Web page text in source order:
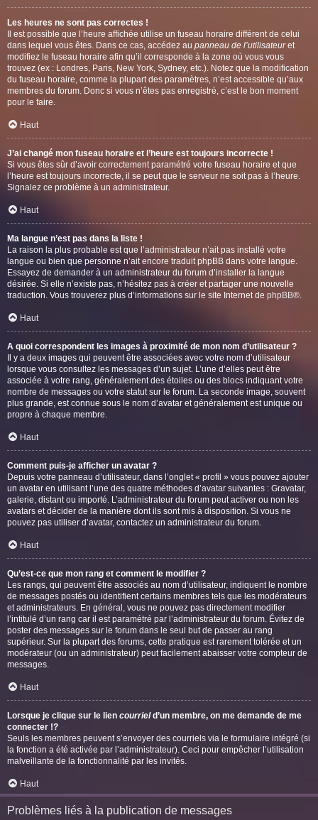
Les heures ne sont pas correctes !
Il est possible que l’heure affichée utilise un fuseau horaire différent de celui
dans lequel vous êtes. Dans ce cas, accédez au panneau de l’utilisateuret
modifiez le fuseau horaire afin qu’il corresponde à la zone où vous vous
trouvez (ex : Londres, Paris, New York, Sydney, etc.). Notez que la modification
du fuseau horaire, comme la plupart des paramètres, n’est accessible qu’aux
membres du forum. Donc si vous n’êtes pas enregistré, c’est le bon moment
pour le faire.
Haut
J’ai changé mon fuseau horaire et l’heure est toujours incorrecte !
Si vous êtes sûr d’avoir correctement paramétré votre fuseau horaire et que
l’heure est toujours incorrecte, il se peut que le serveur ne soit pas à l’heure.
Signalez ce problème à un administrateur.
Haut
Ma langue n’est pas dans la liste !
La raison la plus probable est que l’administrateur n’ait pas installé votre
langue ou bien que personne n’ait encore traduit phpBB dans votre langue.
Essayez de demander à un administrateur du forum d’installer la langue
désirée. Si elle n’existe pas, n’hésitez pas à créer et partager une nouvelle
traduction. Vous trouverez plus d’informations sur le site Internet de phpBB®.
Haut
A quoi correspondent les images à proximité de mon nom d’utilisateur ?
Il y a deux images qui peuvent être associées avec votre nom d’utilisateur
lorsque vous consultez les messages d’un sujet. L’une d’elles peut être
associée à votre rang, généralement des étoiles ou des blocs indiquant votre
nombre de messages ou votre statut sur le forum. La seconde image, souvent
plus grande, est connue sous le nom d’avatar et généralement est unique ou
propre à chaque membre.
Haut
Comment puis-je afficher un avatar ?
Depuis votre panneau d’utilisateur, dans l’onglet « profil » vous pouvez ajouter
un avatar en utilisant l’une des quatre méthodes d’avatar suivantes : Gravatar,
galerie, distant ou importé. L’administrateur du forum peut activer ou non les
avatars et décider de la manière dont ils sont mis à disposition. Si vous ne
pouvez pas utiliser d’avatar, contactez un administrateur du forum.
Haut
Qu’est-ce que mon rang et comment le modifier ?
Les rangs, qui peuvent être associés au nom d’utilisateur, indiquent le nombre
de messages postés ou identifient certains membres tels que les modérateurs
et administrateurs. En général, vous ne pouvez pas directement modifier
l’intitulé d’un rang car il est paramétré par l’administrateur du forum. Évitez de
poster des messages sur le forum dans le seul but de passer au rang
supérieur. Sur la plupart des forums, cette pratique est rarement tolérée et un
modérateur (ou un administrateur) peut facilement abaisser votre compteur de
messages.
Haut
Lorsque je clique sur le lien courrield’un membre, on me demande de me
connecter !?
Seuls les membres peuvent s’envoyer des courriels via le formulaire intégré (si
la fonction a été activée par l’administrateur). Ceci pour empêcher l’utilisation
malveillante de la fonctionnalité par les invités.
Haut
Problèmes liés à la publication de messages